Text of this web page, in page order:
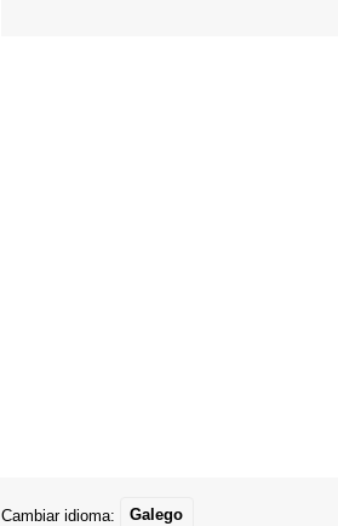
Cambiar idioma: Galego